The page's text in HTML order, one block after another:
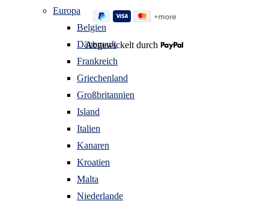
Europa
Belgien
Dänemark
Frankreich
Griechenland
Großbritannien
Island
Italien
Kanaren
Kroatien
Malta
Niederlande
Abgewickelt durch